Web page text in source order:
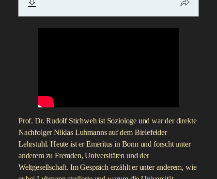
Prof. Dr. Rudolf Stichweh ist Soziologe und war der direkte
Nachfolger Niklas Luhmanns auf dem Bielefelder
Lehrstuhl. Heute ist er Emeritus in Bonn und forscht unter
anderem zu Fremden, Universitäten und der
Weltgesellschaft. Im Gespräch erzählt er unter anderem, wie